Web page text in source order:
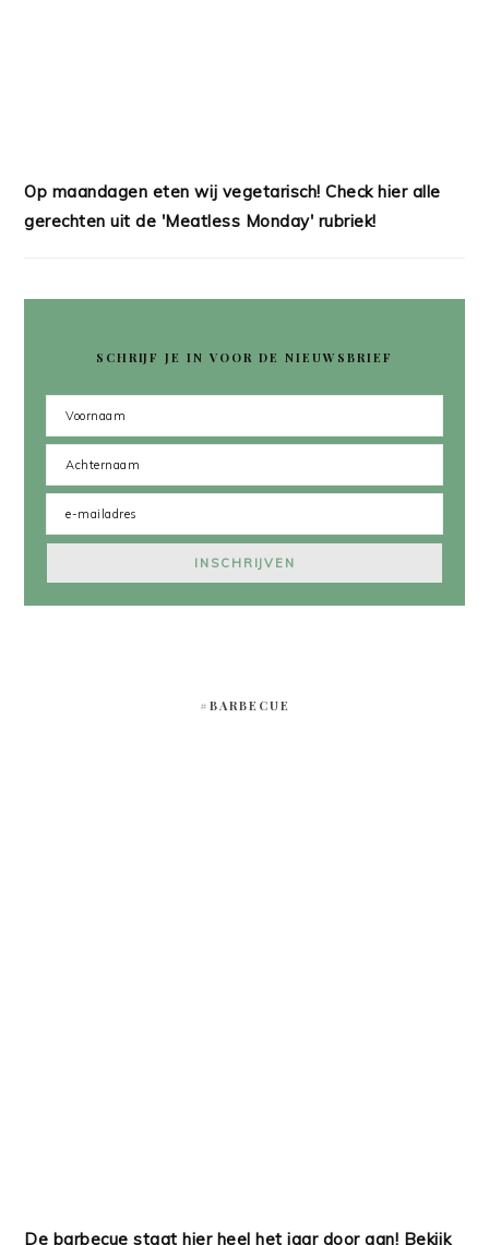
Op maandagen eten wij vegetarisch! Check hier alle
gerechten uit de 'Meatless Monday' rubriek!
SCHRIJF JE IN VOOR DE NIEUWSBRIEF
#BARBECUE
De barbecue staat hier heel het jaar door aan! Bekijk